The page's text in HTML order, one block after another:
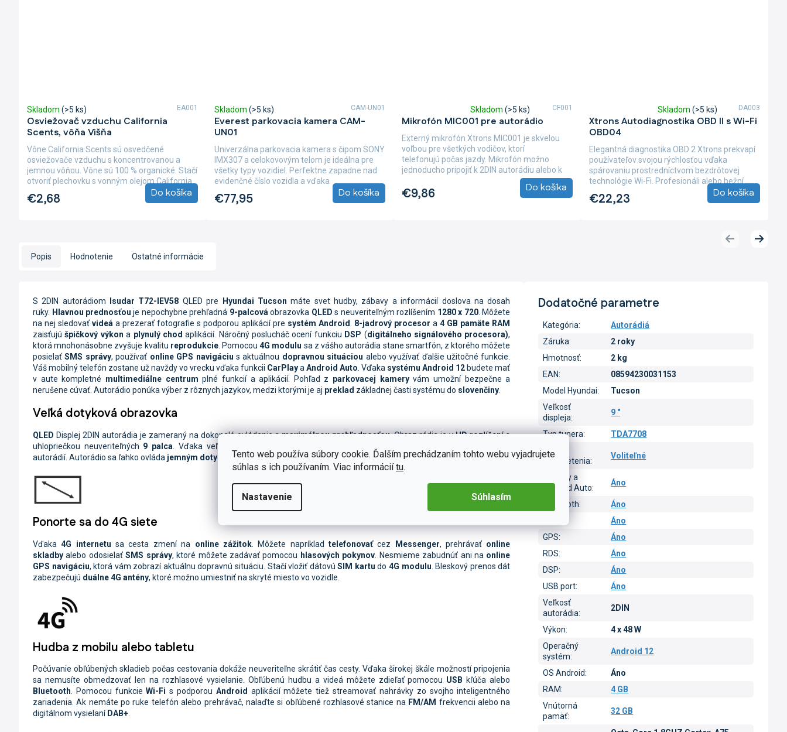
Tento web používa súbory cookie. Ďalším prechádzaním tohto webu vyjadrujete
súhlas s ich používaním. Viac informáciítu.
Nastavenie Súhlasím
Osviežovač vzduchu California
Scents, vôňa Višňa
Skladom (>5 ks)
€2,68 Do košíka
Vône California Scents sú osvedčené
osviežovače vzduchu s koncentrovanou a
jemnou vôňou. Vône sú 100 % organické. Stačí
otvoriť plechovku s vonným olejom California
Scents,...
EA001
Everest parkovacia kamera CAM-
UN01
Skladom (>5 ks)
€77,95 Do košíka
Univerzálna parkovacia kamera s čipom SONY
IMX307 a celokovovým telom je ideálna pre
všetky typy vozidiel. Perfektne zapadne nad
evidenčné číslo vozidla a vďaka
bezúdržbovému...
CAM-UN01
Mikrofón MIC001 pre autorádio
hodnotenie
produktu
3,0
z
hviezdičiek.
Skladom (>5 ks)
€9,86 Do košíka
Externý mikrofón Xtrons MIC001 je skvelou
voľbou pre všetkých vodičov, ktorí
telefonujú počas jazdy. Mikrofón možno
jednoducho pripojiť k 2DIN autorádiu alebo k
CF001
Xtrons Autodiagnostika OBD II s Wi-Fi
OBD04
hodnotenie
produktu
je
z
5
Skladom (>5 ks)
€22,23 Do košíka
Elegantná diagnostika OBD 2 Xtrons prekvapí
používateľov svojou rýchlosťou vďaka
spárovaniu prostredníctvom bezdrôtovej
technológie Wi-Fi. Profesionáli alebo bežní
používatelia...
DA003
Predchádzajúci
Ďalší
Popis
Hodnotenie Ostatné informácie
S 2DIN autorádiom Isudar T72-IEV58 QLED pre Hyundai Tucson máte svet hudby, zábavy a informácií doslova na dosah
ruky. Hlavnou prednosťou je nepochybne prehľadná 9-palcováobrazovka QLED s neuveriteľným rozlíšením 1280 x 720. Môžete
na nej sledovaťvideá a prezerať fotografie s podporou aplikácií pre systém Android. 8-jadrový procesor a4 GB pamäte RAM
zaisťujúšpičkový výkon a plynulý chodaplikácií. Náročný poslucháč ocení funkciu DSP (digitálneho signálového procesora),
ktorá mnohonásobne zvyšuje kvalitu reprodukcie. Pomocou4G modulu sa z vášho autorádia stane smartfón, z ktorého môžete
posielaťSMS správy, používať online GPS navigácius aktuálnou dopravnou situáciou alebo využívať ďalšie užitočné funkcie.
Váš mobilný telefón zostane už navždy vo vrecku vďaka funkcii CarPlayaAndroid Auto. Vďaka systému Android 12 budete mať
v aute kompletné multimediálne centrum plné funkcií a aplikácií. Pohľad z parkovacej kameryvám umožní bezpečne a
nerušene cúvať. Autorádio ponúka výber z rôznych jazykov, medzi ktorými je aj preklad základnej časti systému do slovenčiny.
Veľká dotyková obrazovka
QLED Displej 2DIN autorádia je zameraný na dokonalé ovládanie smaximálnou prehľadnosťou. Obraz rádia je vHD rozlíšenís
uhlopriečkou neuveriteľných 9 palca . Vďaka veľkosti obrazovky má autorádio väčší displej ako väčšina bežne používaných
autorádií. Autorádio sa ľahko ovláda jemným dotykomna displeji, ktorý je veľmi citlivý aj pri stlačení ikony v rukaviciach.
Ponorte sa do 4G siete
Vďaka4G internetu sa cesta zmení na online zážitok. Môžete napríklad telefonovaťcez Messenger, prehrávať online
skladby alebo odosielaťSMS správy, ktoré môžete zadávať pomocou hlasových pokynov . Nesmieme zabudnúť ani na online
GPS navigáciu, ktorá vám zobrazí aktuálnu dopravnú situáciu. Stačí vložiť dátovúSIM kartu do 4G modulu . Bleskový prenos dát
zabezpečujú duálne 4G antény, ktoré možno umiestniť na skryté miesto vo vozidle.
Hudba z mobilu alebo tabletu
Počúvanie obľúbených skladieb počas cestovania dokáže neuveriteľne skrátiť čas cesty. Vďaka širokej škále možností pripojenia
sa nemusíte obmedzovať len na rozhlasové vysielanie. Obľúbenú hudbu a videá môžete zdieľať pomocou USB kľúča alebo
Bluetooth. Pomocou funkcieWi-Fi s podporou Android aplikácií môžete tiež streamovať nahrávky zo svojho inteligentného
zariadenia. Ak nemáte po ruke telefón alebo prehrávač, nalaďte si obľúbené rozhlasové stanice naFM/AM frekvencii alebo na
digitálnom vysielaní DAB+.
Dodatočné parametre
Kategória:
Autorádiá
Záruka:
2 roky
Hmotnosť:
2 kg
EAN:
08594230031153
Model Hyundai:
Tucson
Veľkosť
displeja:
9 "
Typ tunera:
TDA7708
Farba
podsvietenia:
Voliteľné
CarPlay a
Android Auto:
Áno
Bluetooth:
Áno
Áno
GPS:
Áno
RDS:
Áno
DSP:
Áno
USB port:
Áno
Veľkosť
autorádia:
2DIN
Výkon:
4 x 48 W
Operačný
systém:
Android 12
OS Android:
Áno
RAM:
4 GB
Vnútorná
pamäť:
32 GB